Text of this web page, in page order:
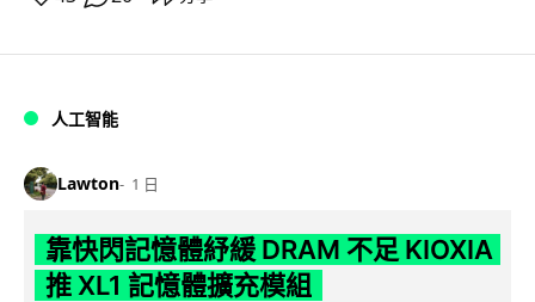
人工智能
Lawton 1 日
靠快閃記憶體紓緩 DRAM 不足 KIOXIA
推 XL1 記憶體擴充模組